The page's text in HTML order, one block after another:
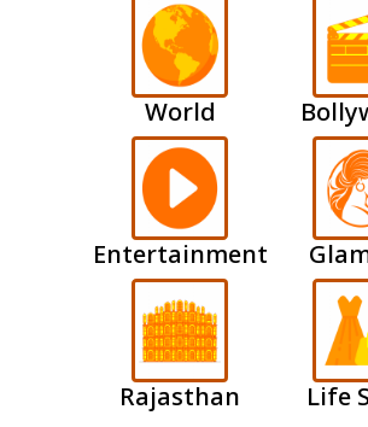
World
Entertainment
Rajasthan Life